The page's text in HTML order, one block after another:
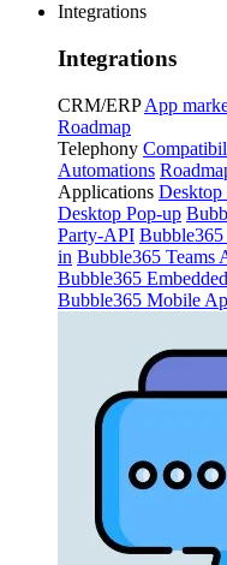
Integrations
Integrations
CRM/ERP App
Roadmap
Telephony
Automations
Applications Desktop
Desktop Pop-up
Party-API
in Bubble365 Teams
Bubble365
Bubble365 Mobile